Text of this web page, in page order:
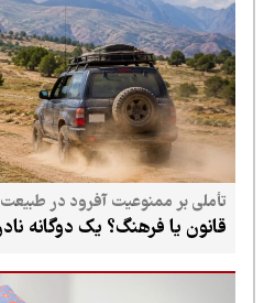
تأملی بر ممنوعیت آفرود در طبیعت ایران
قانون یا فرهنگ؟ یک دوگانه نادرست